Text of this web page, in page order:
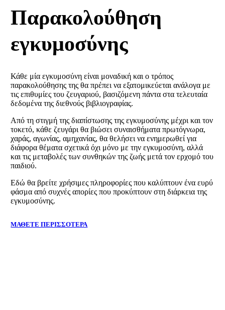
Παρακολούθηση
εγκυμοσύνης
Κάθε μία εγκυμοσύνη είναι μοναδική και ο τρόπος
παρακολούθησης της θα πρέπει να εξατομικεύεται ανάλογα με
τις επιθυμίες του ζευγαριού, βασιζόμενη πάντα στα τελευταία
δεδομένα της διεθνούς βιβλιογραφίας.
Από τη στιγμή της διαπίστωσης της εγκυμοσύνης μέχρι και τον
τοκετό, κάθε ζευγάρι θα βιώσει συναισθήματα πρωτόγνωρα,
χαράς, αγωνίας, αμηχανίας, θα θελήσει να ενημερωθεί για
διάφορα θέματα σχετικά όχι μόνο με την εγκυμοσύνη, αλλά
και τις μεταβολές των συνθηκών της ζωής μετά τον ερχομό του
παιδιού.
Εδώ θα βρείτε χρήσιμες πληροφορίες που καλύπτουν ένα ευρύ
φάσμα από συχνές απορίες που προκύπτουν στη διάρκεια της
εγκυμοσύνης.
ΜΑΘΕΤΕ ΠΕΡΙΣΣΟΤΕΡΑ